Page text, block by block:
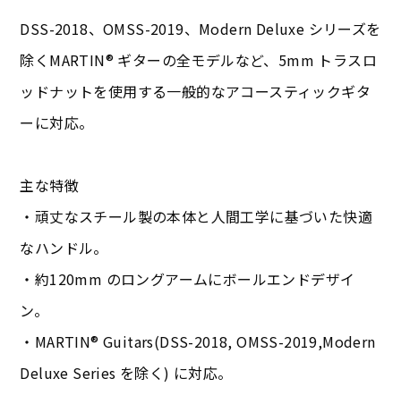
DSS-2018、OMSS-2019、Modern Deluxe シリーズを
除くMARTIN® ギターの全モデルなど、5mm トラスロ
ッドナットを使用する一般的なアコースティックギタ
ーに対応。
主な特徴
・頑丈なスチール製の本体と人間工学に基づいた快適
なハンドル。
・約120mm のロングアームにボールエンドデザイ
ン。
・MARTIN® Guitars(DSS-2018, OMSS-2019,Modern
Deluxe Series を除く) に対応。